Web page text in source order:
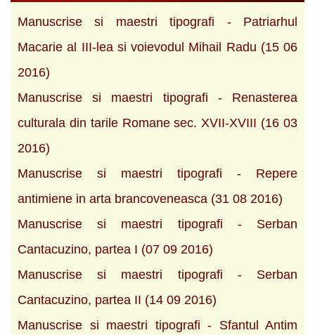
Manuscrise si maestri tipografi - Patriarhul
Macarie al III-lea si voievodul Mihail Radu (15 06
2016)
Manuscrise si maestri tipografi - Renasterea
culturala din tarile Romane sec. XVII-XVIII (16 03
2016)
Manuscrise si maestri tipografi - Repere
antimiene in arta brancoveneasca (31 08 2016)
Manuscrise si maestri tipografi - Serban
Cantacuzino, partea I (07 09 2016)
Manuscrise si maestri tipografi - Serban
Cantacuzino, partea II (14 09 2016)
Manuscrise si maestri tipografi - Sfantul Antim